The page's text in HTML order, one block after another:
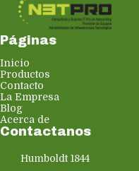
Páginas
Inicio
Productos
Contacto
La Empresa
Blog
Acerca de
Contactanos
Humboldt 1844